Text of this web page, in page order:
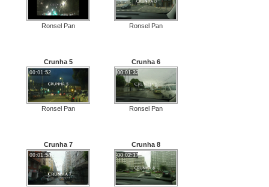
Ronsel Pan Ronsel Pan
Crunha 5
00:01:52
Ronsel Pan
Crunha 6
00:01:33
Ronsel Pan
Crunha 7
00:01:54
Crunha 8
00:02:17